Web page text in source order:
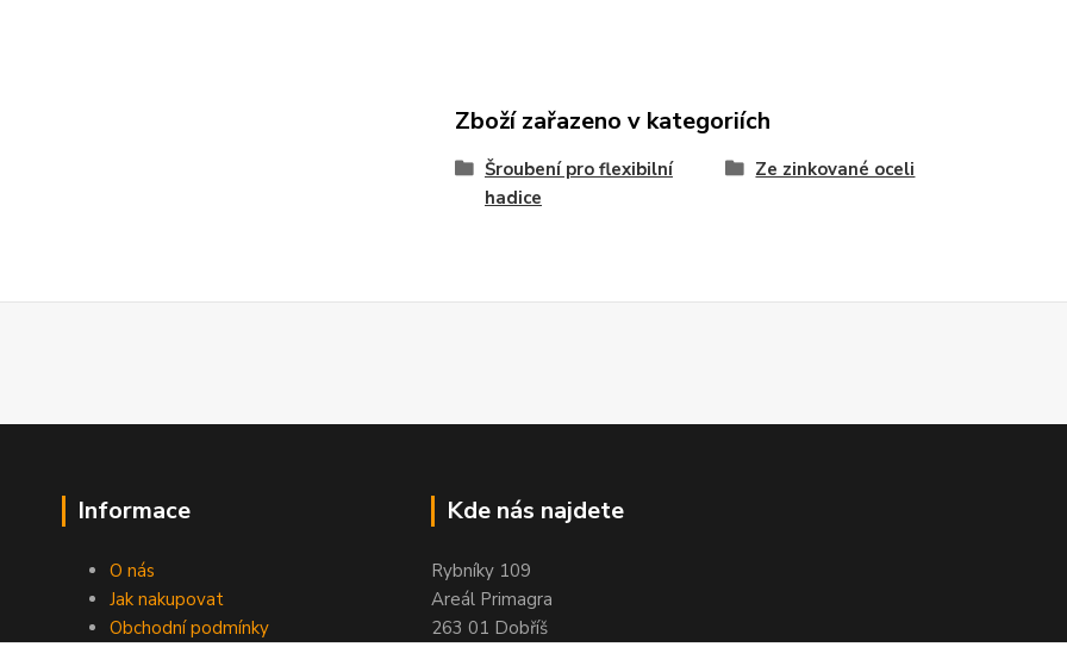
Zboží zařazeno v kategoriích
Šroubení pro flexibilní
hadice
Ze zinkované oceli
Informace
O nás
Jak nakupovat
Obchodní podmínky
Kde nás najdete
Rybníky 109
Areál Primagra
263 01 Dobříš